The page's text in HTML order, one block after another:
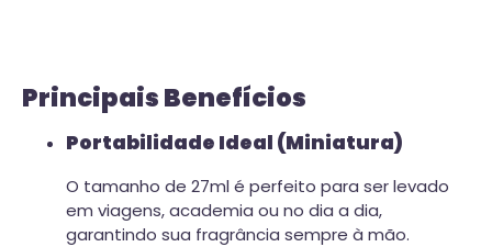
Principais Benefícios
Portabilidade Ideal (Miniatura)
O tamanho de 27ml é perfeito para ser levado
em viagens, academia ou no dia a dia,
garantindo sua fragrância sempre à mão.